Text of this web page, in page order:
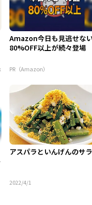
Amazon今日も見逃せない
80%OFF以上が続々登場
PR（Amazon）
アスパラといんげんのサ
2022/4/1